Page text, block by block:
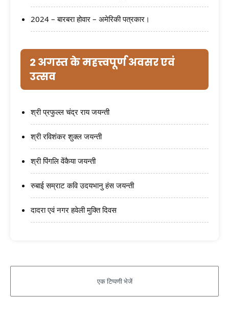
2024 – बारबरा होवार – अमेरिकी पत्रकार।
2 अगस्त के महत्त्वपूर्ण अवसर एवं
उत्सव
श्री प्रफुल्ल चंद्र राय जयन्ती
श्री रविशंकर शुक्ल जयन्ती
श्री पिंगलि वेंकैया जयन्ती
रुबाई सम्राट कवि उदयभानु हंस जयन्ती
दादरा एवं नगर हवेली मुक्ति दिवस